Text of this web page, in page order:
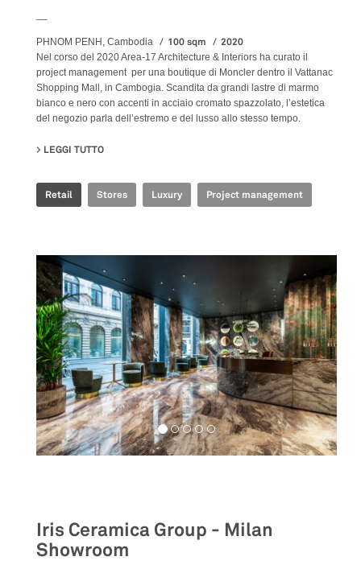
PHNOM PENH, Cambodia 100 sqm 2020
Nel corso del 2020 Area-17 Architecture & Interiors ha curato il
project management per una boutique di Moncler dentro il Vattanac
Shopping Mall, in Cambogia. Scandita da grandi lastre di marmo
bianco e nero con accenti in acciaio cromato spazzolato, l’estetica
del negozio parla dell’estremo e del lusso allo stesso tempo.
LEGGI TUTTO
Retail Stores Luxury Project management
Iris Ceramica Group - Milan
Showroom